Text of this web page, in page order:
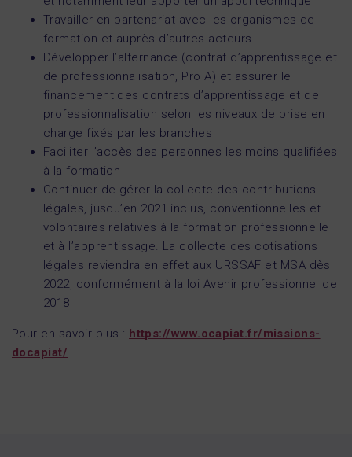
Travailler en partenariat avec les organismes de
formation et auprès d’autres acteurs
Développer l’alternance (contrat d’apprentissage et
de professionnalisation, Pro A) et assurer le
financement des contrats d’apprentissage et de
professionnalisation selon les niveaux de prise en
charge fixés par les branches
Faciliter l’accès des personnes les moins qualifiées
à la formation
Continuer de gérer la collecte des contributions
légales, jusqu’en 2021 inclus, conventionnelles et
volontaires relatives à la formation professionnelle
et à l’apprentissage. La collecte des cotisations
légales reviendra en effet aux URSSAF et MSA dès
2022, conformément à la loi Avenir professionnel de
2018
Pour en savoir plus : https://www.ocapiat.fr/missions-
docapiat/